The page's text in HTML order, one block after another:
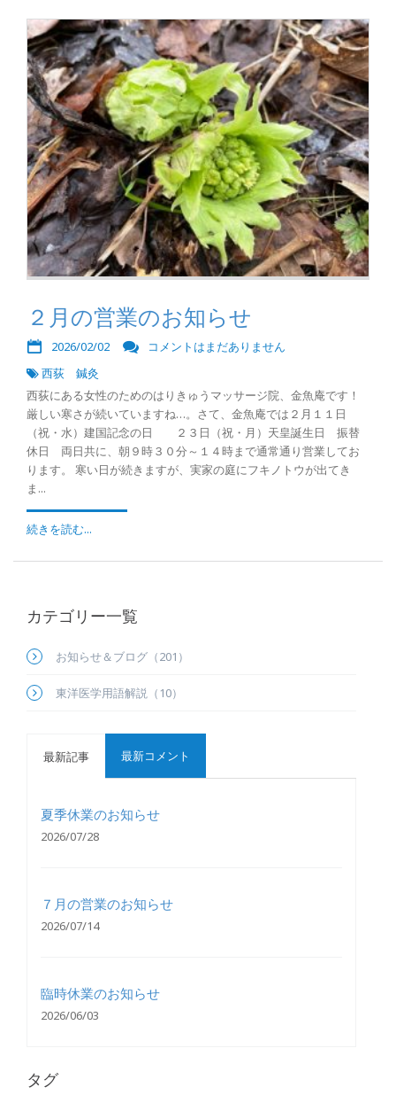
２月の営業のお知らせ
2026/02/02
コメントはまだありません
西荻 鍼灸
西荻にある女性のためのはりきゅうマッサージ院、金魚庵です！
厳しい寒さが続いていますね…。さて、金魚庵では２月１１日
（祝・水）建国記念の日 ２３日（祝・月）天皇誕生日 振替
休日 両日共に、朝９時３０分～１４時まで通常通り営業してお
ります。 寒い日が続きますが、実家の庭にフキノトウが出てき
ま...
続きを読む...
カテゴリー一覧
お知らせ＆ブログ（201）
東洋医学用語解説（10）
最新記事 最新コメント
夏季休業のお知らせ
2026/07/28
７月の営業のお知らせ
2026/07/14
臨時休業のお知らせ
2026/06/03
タグ